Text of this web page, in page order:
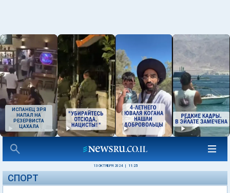
ИСПАНЕЦ ЗРЯ
НАПАЛ НА
РЕЗЕРВИСТА
ЦАХАЛА
13 ОКТЯБРЯ 2024 11:25
СПОРТ